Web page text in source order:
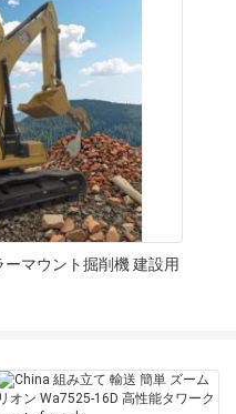
マウント掘削機 建設用